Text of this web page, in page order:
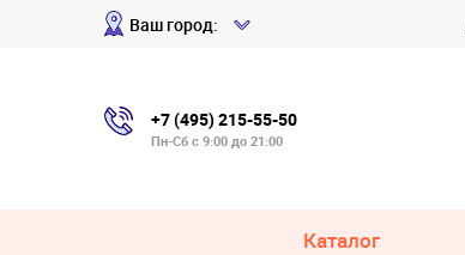
Ваш город:
+7 (495) 215-55-50
Пн-Сб с 9:00 до 21:00
Каталог